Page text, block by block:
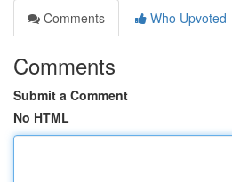
Comments
Who Upvoted
Comments
Submit a Comment
No HTML